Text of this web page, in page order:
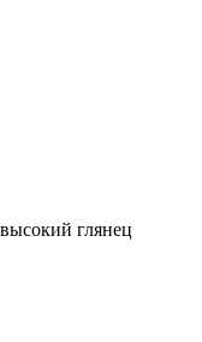
глянец